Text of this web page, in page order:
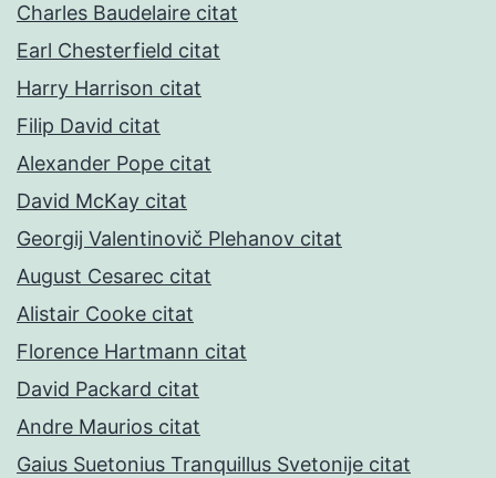
Charles Baudelaire citat
Earl Chesterfield citat
Harry Harrison citat
Filip David citat
Alexander Pope citat
David McKay citat
Georgij Valentinovič Plehanov citat
August Cesarec citat
Alistair Cooke citat
Florence Hartmann citat
David Packard citat
Andre Maurios citat
Gaius Suetonius Tranquillus Svetonije citat